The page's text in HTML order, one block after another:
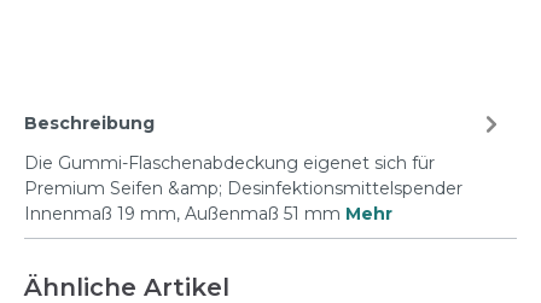
Beschreibung
Die Gummi-Flaschenabdeckung eigenet sich für
Premium Seifen &amp; Desinfektionsmittelspender
Innenmaß 19 mm, Außenmaß 51 mm Mehr
Ähnliche Artikel